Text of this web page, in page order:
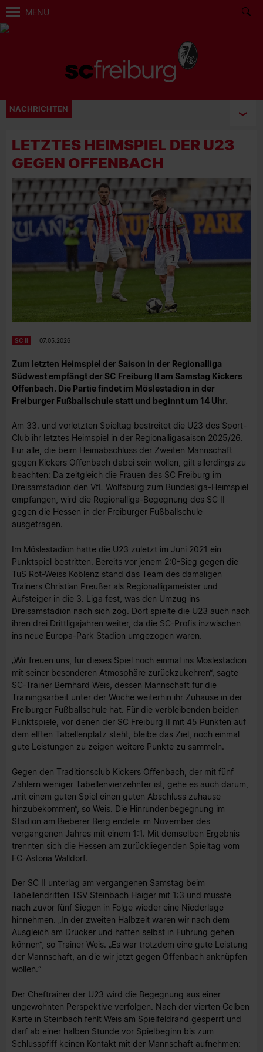
MENÜ
NACHRICHTEN
LETZTES HEIMSPIEL DER U23
GEGEN OFFENBACH
SC II 07.05.2026
Zum letzten Heimspiel der Saison in der Regionalliga
Südwest empfängt der SC Freiburg II am Samstag Kickers
Offenbach. Die Partie findet im Möslestadion in der
Freiburger Fußballschule statt und beginnt um 14 Uhr.
Am 33. und vorletzten Spieltag bestreitet die U23 des Sport-
Club ihr letztes Heimspiel in der Regionalligasaison 2025/26.
Für alle, die beim Heimabschluss der Zweiten Mannschaft
gegen Kickers Offenbach dabei sein wollen, gilt allerdings zu
beachten: Da zeitgleich die Frauen des SC Freiburg im
Dreisamstadion den VfL Wolfsburg zum Bundesliga-Heimspiel
empfangen, wird die Regionalliga-Begegnung des SC II
gegen die Hessen in der Freiburger Fußballschule
ausgetragen.
Im Möslestadion hatte die U23 zuletzt im Juni 2021 ein
Punktspiel bestritten. Bereits vor jenem 2:0-Sieg gegen die
TuS Rot-Weiss Koblenz stand das Team des damaligen
Trainers Christian Preußer als Regionalligameister und
Aufsteiger in die 3. Liga fest, was den Umzug ins
Dreisamstadion nach sich zog. Dort spielte die U23 auch nach
ihren drei Drittligajahren weiter, da die SC-Profis inzwischen
ins neue Europa-Park Stadion umgezogen waren.
„Wir freuen uns, für dieses Spiel noch einmal ins Möslestadion
mit seiner besonderen Atmosphäre zurückzukehren“, sagte
SC-Trainer Bernhard Weis, dessen Mannschaft für die
Trainingsarbeit unter der Woche weiterhin ihr Zuhause in der
Freiburger Fußballschule hat. Für die verbleibenden beiden
Punktspiele, vor denen der SC Freiburg II mit 45 Punkten auf
dem elften Tabellenplatz steht, bleibe das Ziel, noch einmal
gute Leistungen zu zeigen weitere Punkte zu sammeln.
Gegen den Traditionsclub Kickers Offenbach, der mit fünf
Zählern weniger Tabellenvierzehnter ist, gehe es auch darum,
„mit einem guten Spiel einen guten Abschluss zuhause
hinzubekommen“, so Weis. Die Hinrundenbegegnung im
Stadion am Bieberer Berg endete im November des
vergangenen Jahres mit einem 1:1. Mit demselben Ergebnis
trennten sich die Hessen am zurückliegenden Spieltag vom
FC-Astoria Walldorf.
Der SC II unterlag am vergangenen Samstag beim
Tabellendritten TSV Steinbach Haiger mit 1:3 und musste
nach zuvor fünf Siegen in Folge wieder eine Niederlage
hinnehmen. „In der zweiten Halbzeit waren wir nach dem
Ausgleich am Drücker und hätten selbst in Führung gehen
können“, so Trainer Weis. „Es war trotzdem eine gute Leistung
der Mannschaft, an die wir jetzt gegen Offenbach anknüpfen
wollen.“
Der Cheftrainer der U23 wird die Begegnung aus einer
ungewohnten Perspektive verfolgen. Nach der vierten Gelben
Karte in Steinbach fehlt Weis am Spielfeldrand gesperrt und
darf ab einer halben Stunde vor Spielbeginn bis zum
Schlusspfiff keinen Kontakt mit der Mannschaft aufnehmen: